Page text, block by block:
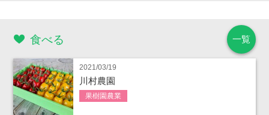
一覧
食べる
2021/03/19
川村農園
果樹園農業